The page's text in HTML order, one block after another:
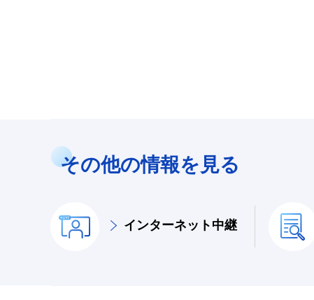
その他の情報を見る
インターネット中継